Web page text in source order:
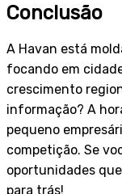
Conclusão
A Havan está
focando em
crescimento
informação? A
pequeno
competição. Se
oportunidades
para trás!